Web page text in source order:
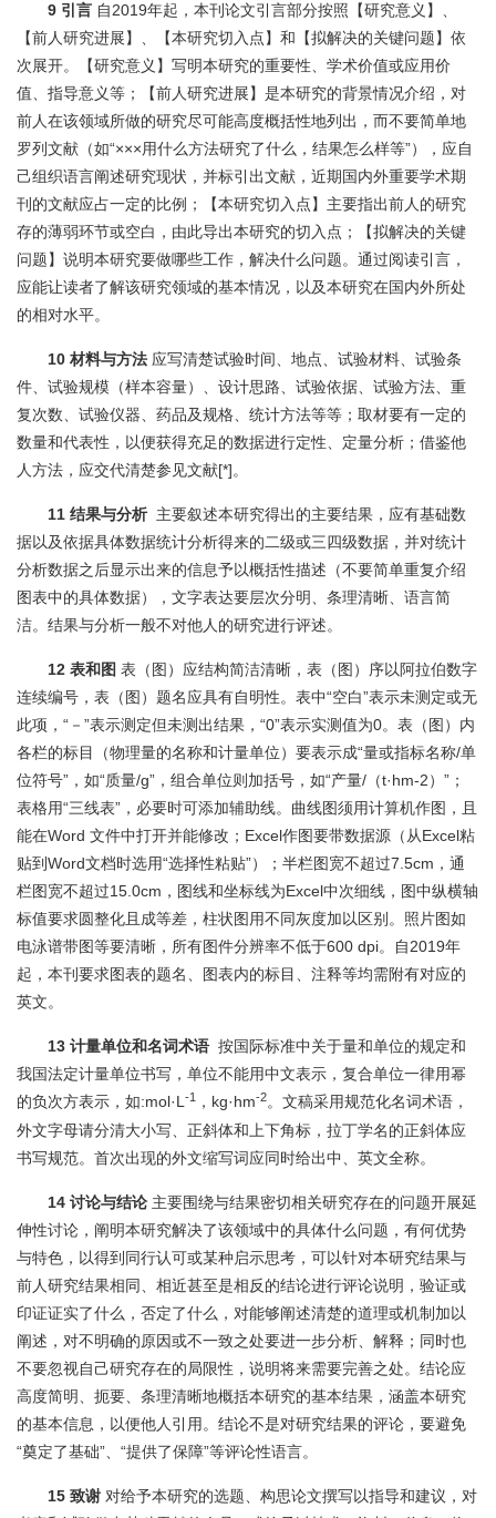
9 引言 自2019年起，本刊论文引言部分按照【研究意义】、
【前人研究进展】、【本研究切入点】和【拟解决的关键问题】依
次展开。【研究意义】写明本研究的重要性、学术价值或应用价
值、指导意义等；【前人研究进展】是本研究的背景情况介绍，对
前人在该领域所做的研究尽可能高度概括性地列出，而不要简单地
罗列文献（如“×××用什么方法研究了什么，结果怎么样等”），应自
己组织语言阐述研究现状，并标引出文献，近期国内外重要学术期
刊的文献应占一定的比例；【本研究切入点】主要指出前人的研究
存的薄弱环节或空白，由此导出本研究的切入点；【拟解决的关键
问题】说明本研究要做哪些工作，解决什么问题。通过阅读引言，
应能让读者了解该研究领域的基本情况，以及本研究在国内外所处
的相对水平。
10 材料与方法 应写清楚试验时间、地点、试验材料、试验条
件、试验规模（样本容量）、设计思路、试验依据、试验方法、重
复次数、试验仪器、药品及规格、统计方法等等；取材要有一定的
数量和代表性，以便获得充足的数据进行定性、定量分析；借鉴他
人方法，应交代清楚参见文献[*]。
11 结果与分析 主要叙述本研究得出的主要结果，应有基础数
据以及依据具体数据统计分析得来的二级或三四级数据，并对统计
分析数据之后显示出来的信息予以概括性描述（不要简单重复介绍
图表中的具体数据），文字表达要层次分明、条理清晰、语言简
洁。结果与分析一般不对他人的研究进行评述。
12 表和图 表（图）应结构简洁清晰，表（图）序以阿拉伯数字
连续编号，表（图）题名应具有自明性。表中“空白”表示未测定或无
此项，“－”表示测定但未测出结果，“0”表示实测值为0。表（图）内
各栏的标目（物理量的名称和计量单位）要表示成“量或指标名称/单
位符号”，如“质量/g”，组合单位则加括号，如“产量/（t·hm-2）”；
表格用“三线表”，必要时可添加辅助线。曲线图须用计算机作图，且
能在Word 文件中打开并能修改；Excel作图要带数据源（从Excel粘
贴到Word文档时选用“选择性粘贴”）；半栏图宽不超过7.5cm，通
栏图宽不超过15.0cm，图线和坐标线为Excel中次细线，图中纵横轴
标值要求圆整化且成等差，柱状图用不同灰度加以区别。照片图如
电泳谱带图等要清晰，所有图件分辨率不低于600 dpi。自2019年
起，本刊要求图表的题名、图表内的标目、注释等均需附有对应的
英文。
13 计量单位和名词术语 按国际标准中关于量和单位的规定和
我国法定计量单位书写，单位不能用中文表示，复合单位一律用幂
的负次方表示，如:mol·L -1 ，kg·hm-2。文稿采用规范化名词术语，
外文字母请分清大小写、正斜体和上下角标，拉丁学名的正斜体应
书写规范。首次出现的外文缩写词应同时给出中、英文全称。
14 讨论与结论 主要围绕与结果密切相关研究存在的问题开展延
伸性讨论，阐明本研究解决了该领域中的具体什么问题，有何优势
与特色，以得到同行认可或某种启示思考，可以针对本研究结果与
前人研究结果相同、相近甚至是相反的结论进行评论说明，验证或
印证证实了什么，否定了什么，对能够阐述清楚的道理或机制加以
阐述，对不明确的原因或不一致之处要进一步分析、解释；同时也
不要忽视自己研究存在的局限性，说明将来需要完善之处。结论应
高度简明、扼要、条理清晰地概括本研究的基本结果，涵盖本研究
的基本信息，以便他人引用。结论不是对研究结果的评论，要避免
“奠定了基础”、“提供了保障”等评论性语言。
15 致谢 对给予本研究的选题、构思论文撰写以指导和建议，对